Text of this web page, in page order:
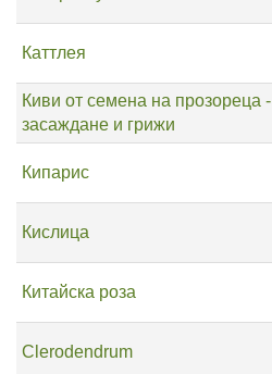
Каттлея
Киви от семена на прозореца -
засаждане и грижи
Кипарис
Кислица
Китайска роза
Clerodendrum